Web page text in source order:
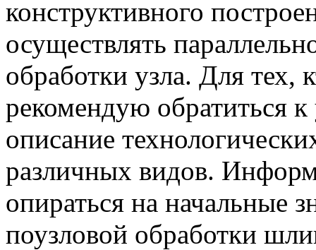
конструктивного
осуществлять
обработки узла. Для тех,
рекомендую обратиться
описание
различных видов.
опираться на начальные
поузловой обработки